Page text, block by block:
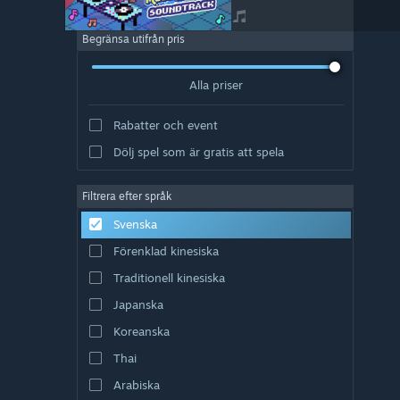
Begränsa utifrån pris
Alla priser
Rabatter och event
Dölj spel som är gratis att spela
Filtrera efter språk
Svenska
Förenklad kinesiska
Traditionell kinesiska
Japanska
Koreanska
Thai
Arabiska